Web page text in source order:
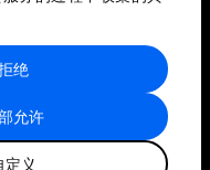
允许
定义
绝